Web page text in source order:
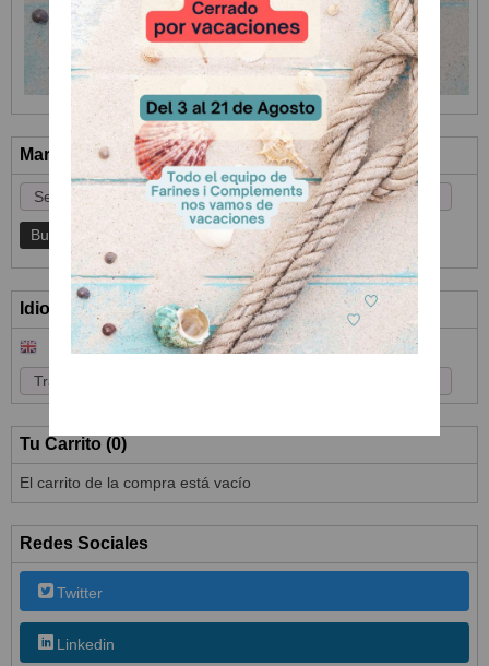
Marcas
Idioma
Tu Carrito (0)
El carrito de la compra está vacío
Redes Sociales
Twitter
Linkedin